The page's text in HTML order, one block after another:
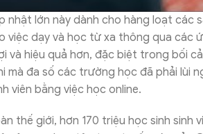
nhật lớn này dành cho hàng loạt các
việc dạy và học từ xa thông qua các
và hiệu quả hơn, đặc biệt trong bối
mà đa số các trường học đã phải lùi
viên bằng việc học online.
thế giới, hơn 170 triệu học sinh sinh